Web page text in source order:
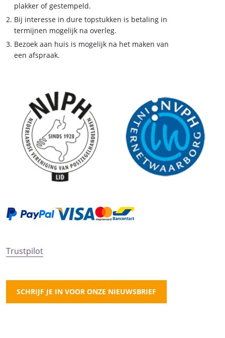
plakker of gestempeld.
Bij interesse in dure topstukken is betaling in
termijnen mogelijk na overleg.
Bezoek aan huis is mogelijk na het maken van
een afspraak.
Trustpilot
SCHRIJF JE IN VOOR ONZE NIEUWSBRIEF